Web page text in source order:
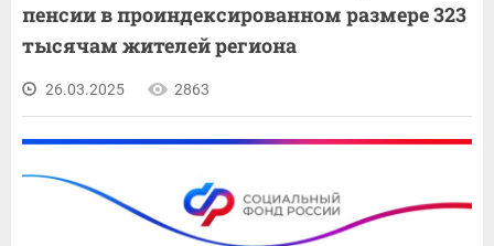
пенсии в проиндексированном размере 323
тысячам жителей региона
26.03.2025 2863